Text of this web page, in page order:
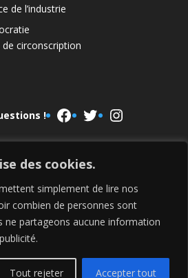
des cookies.
simplement de lire nos
combien de personnes sont
ne partageons aucune information
Tout rejeter Accepter tout
de l’industrie
circonscription
! Facebook
TwitterInstagram
La campagne 2022